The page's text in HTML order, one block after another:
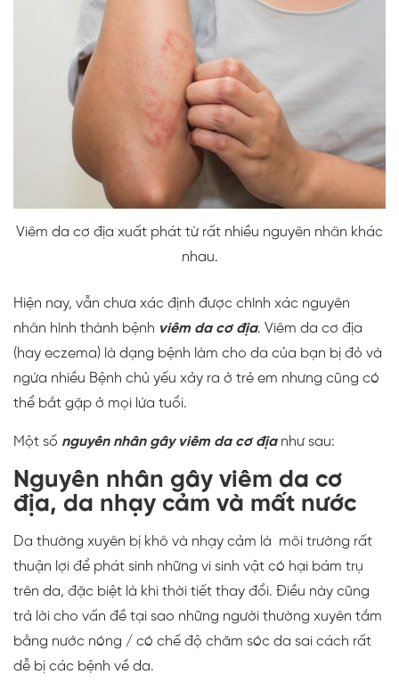
Viêm da cơ địa xuất phát từ rất nhiều nguyên nhân khác
nhau.
Hiện nay, vẫn chưa xác định được chính xác nguyên
nhân hình thành bệnh viêm da cơ địa. Viêm da cơ địa
(hay eczema) là dạng bệnh làm cho da của bạn bị đỏ và
ngứa nhiều Bệnh chủ yếu xảy ra ở trẻ em nhưng cũng có
thể bắt gặp ở mọi lứa tuổi.
Một số nguyên nhân gây viêm da cơ địanhư sau:
Nguyên nhân gây viêm da cơ
địa, da nhạy cảm và mất nước
Da thường xuyên bị khô và nhạy cảm là môi trường rất
thuận lợi để phát sinh những vi sinh vật có hại bám trụ
trên da, đặc biệt là khi thời tiết thay đổi. Điều này cũng
trả lời cho vấn đề tại sao những người thường xuyên tắm
bằng nước nóng / có chế độ chăm sóc da sai cách rất
dễ bị các bệnh về da.